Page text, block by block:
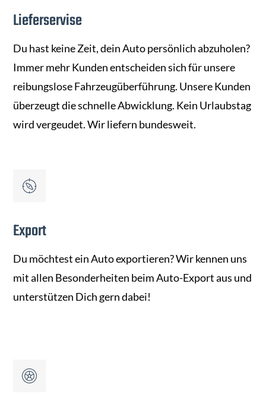
Lieferservise
Du hast keine Zeit, dein Auto persönlich abzuholen?
Immer mehr Kunden entscheiden sich für unsere
reibungslose Fahrzeugüberführung. Unsere Kunden
überzeugt die schnelle Abwicklung. Kein Urlaubstag
wird vergeudet. Wir liefern bundesweit.
Export
Du möchtest ein Auto exportieren? Wir kennen uns
mit allen Besonderheiten beim Auto-Export aus und
unterstützen Dich gern dabei!